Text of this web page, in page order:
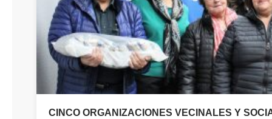
CINCO ORGANIZACIONES VECINALES Y